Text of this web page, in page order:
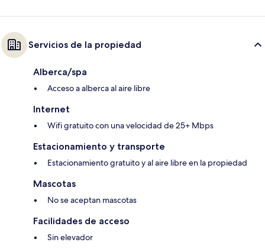
Servicios de la propiedad
Alberca/spa
Acceso a alberca al aire libre
Internet
Wifi gratuito con una velocidad de 25+ Mbps
Estacionamiento y transporte
Estacionamiento gratuito y al aire libre en la propiedad
Mascotas
No se aceptan mascotas
Facilidades de acceso
Sin elevador